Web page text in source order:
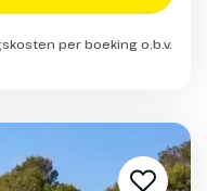
per boeking o.b.v.